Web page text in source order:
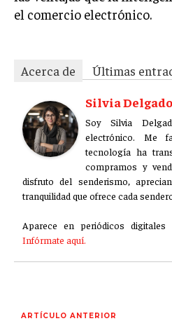
ÉTICA EMPRESARIAL
SOCIAL
Acerca de Últimas entradas
Silvia Delgado
Soy Silvia
electrónico. Me
tecnología ha
disfruto del senderismo,
tranquilidad que ofrece cada
el comercio electrónico.
Acerca de
Últimas
Silvia Delgado
Soy Silvia
electrónico. Me
tecnología ha
compramos y
disfruto del senderismo,
tranquilidad que ofrece cada
Aparece en periódicos
Infórmate aquí.
ARTÍCULO ANTERIOR